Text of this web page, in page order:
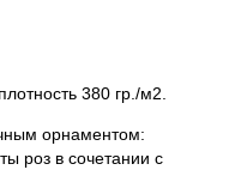
380 гр./м2.
орнаментом:
роз в сочетании с